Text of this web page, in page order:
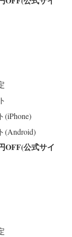
(iPhone)
(Android)
OFF(公式サイ